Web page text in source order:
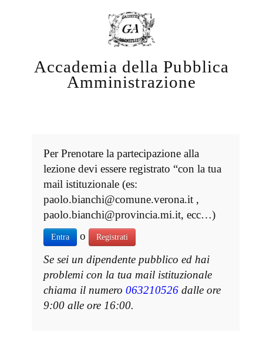
Servizi
Contatti
| Entra
Accademia della Pubblica
Amministrazione
Per Prenotare la partecipazione alla
lezione devi essere registrato “con la tua
mail istituzionale (es:
paolo.bianchi@comune.verona.it ,
paolo.bianchi@provincia.mi.it, ecc…)
Entra o Registrati
Se sei un dipendente pubblico ed hai
problemi con la tua mail istituzionale
chiama il numero 063210526 dalle ore
9:00 alle ore 16:00.